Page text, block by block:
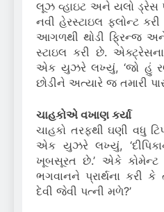
લૂઝ વ્હાઇટ અને યલો ડ્રેસ
નવી હેરસ્ટાઇલ ફ્લોન્ટ
આગળથી થોડી ફ્રિન્જ
સ્ટાઇલ કરી છે.
એક યુઝરે લખ્યું, ‘જો હું
છોડીને અત્યારે જ તમારી
ચાહકોએ વખાણ કર્યા
ચાહકો તરફથી ઘણી વધુ
એક યુઝરે લખ્યું,
ખૂબસૂરત છે.’ એકે કોમેન્ટ
ભગવાનને પ્રાર્થના
દેવી જેવી પત્ની મળે?’